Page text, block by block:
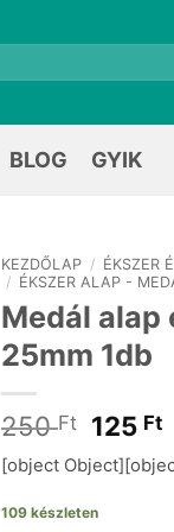
BLOG GYIK
KEZDŐLAP / ÉKSZER
/ ÉKSZER ALAP -
Medál alap
25mm 1db
250Ft
Original
price
was:
250 Ft.
125 Ft
[object
109 készleten